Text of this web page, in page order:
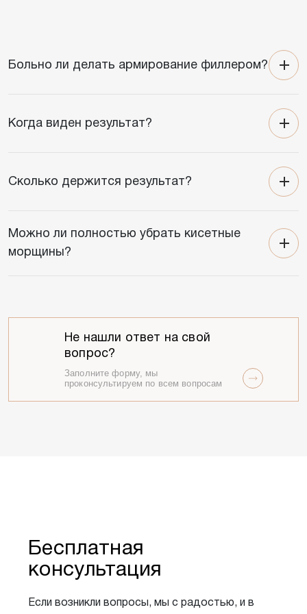
Больно ли делать армирование филлером?
Когда виден результат?
Сколько держится результат?
Можно ли полностью убрать кисетные
морщины?
Не нашли ответ на свой
вопрос?
Заполните форму, мы
проконсультируем по всем вопросам
Бесплатная
консультация
Если возникли вопросы, мы с радостью, и в